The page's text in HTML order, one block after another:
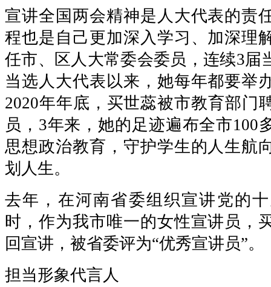
宣讲全国两会精神是人大代表的责
程也是自己更加深入学习、加深理
任市、区人大常委会委员，连续3届
当选人大代表以来，她每年都要举
2020年年底，买世蕊被市教育部门
员，3年来，她的足迹遍布全市100
思想政治教育，守护学生的人生航
划人生。
去年，在河南省委组织宣讲党的
时，作为我市唯一的女性宣讲员，
回宣讲，被省委评为“优秀宣讲员”。
担当形象代言人